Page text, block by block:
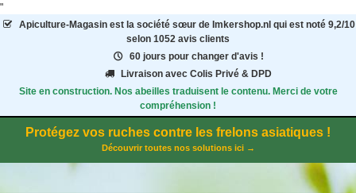
"
Apiculture-Magasinest la société sœur de Imkershop.nl qui est noté 9,2/10
selon 1052 avis clients
60 jours pour changer d'avis !
Livraison avec Colis Privé & DPD
Site en construction. Nos abeilles traduisent le contenu. Merci de votre
compréhension !
Protégez vos ruches contre les frelons asiatiques !
Découvrir toutes nos solutions ici →